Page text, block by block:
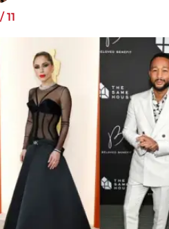
/11